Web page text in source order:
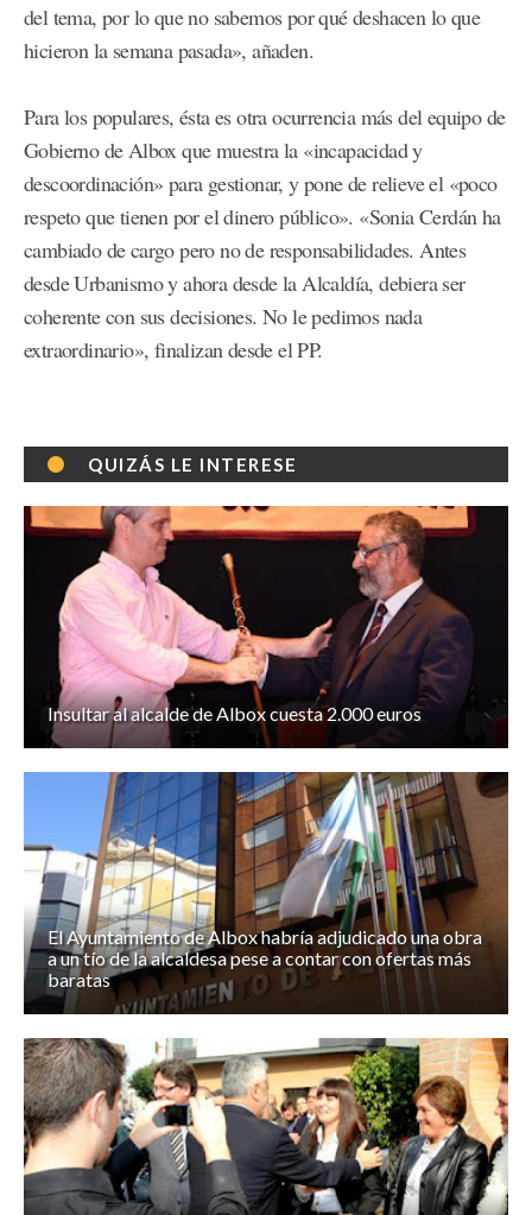
del tema, por lo que no sabemos por qué deshacen lo que
hicieron la semana pasada», añaden.
Para los populares, ésta es otra ocurrencia más del equipo de
Gobierno de Albox que muestra la «incapacidad y
descoordinación» para gestionar, y pone de relieve el «poco
respeto que tienen por el dinero público». «Sonia Cerdán ha
cambiado de cargo pero no de responsabilidades. Antes
desde Urbanismo y ahora desde la Alcaldía, debiera ser
coherente con sus decisiones. No le pedimos nada
extraordinario», finalizan desde el PP.
QUIZÁS LE INTERESE
Insultar al alcalde de Albox cuesta 2.000 euros
El Ayuntamiento de Albox habría adjudicado una obra
a un tío de la alcaldesa pese a contar con ofertas más
baratas